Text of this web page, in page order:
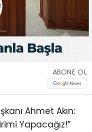
ABONE OL
Ahmet Akın:
Yapacağız!”